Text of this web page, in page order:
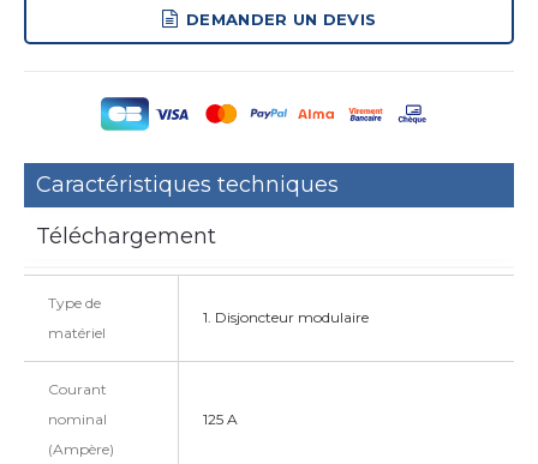
DEMANDER UN DEVIS
Caractéristiques techniques
Téléchargement
Type de
matériel
1. Disjoncteur modulaire
Courant
nominal
(Ampère)
125 A